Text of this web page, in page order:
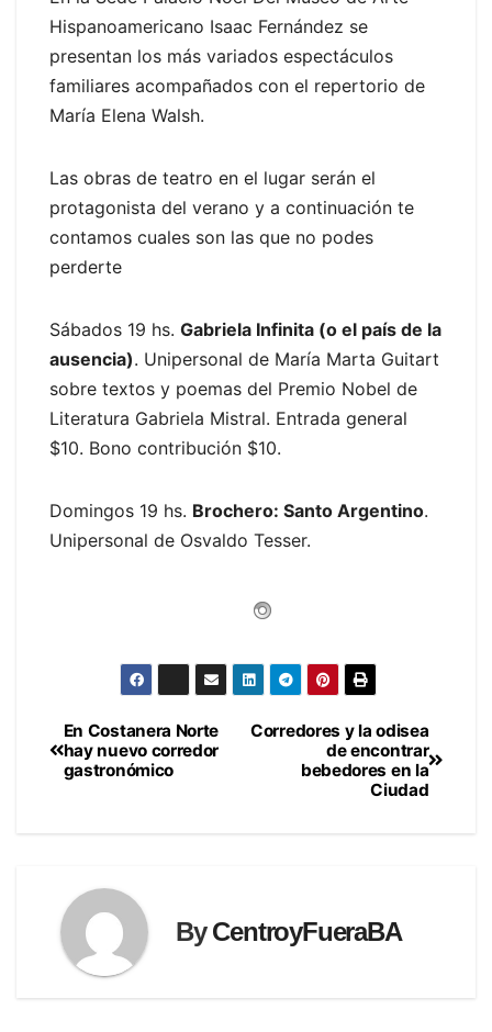
Hispanoamericano Isaac Fernández se
presentan los más variados espectáculos
familiares acompañados con el repertorio de
María Elena Walsh.
Las obras de teatro en el lugar serán el
protagonista del verano y a continuación te
contamos cuales son las que no podes
perderte
Sábados 19 hs. Gabriela Infinita (o el país de la
ausencia). Unipersonal de María Marta Guitart
sobre textos y poemas del Premio Nobel de
Literatura Gabriela Mistral. Entrada general
$10. Bono contribución $10.
Domingos 19 hs. Brochero: Santo Argentino.
Unipersonal de Osvaldo Tesser.
Navegación
de
Corredores y la odisea
de encontrar
bebedores en la
Ciudad
En Costanera Norte
hay nuevo corredor
gastronómico
ByCentroyFueraBA